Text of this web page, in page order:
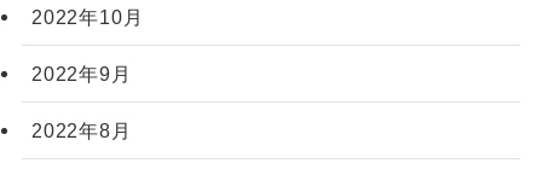
2022年10月
2022年9月
2022年8月